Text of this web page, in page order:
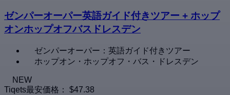
ゼンパーオーパー英語ガイド付きツアー + ホップ
オンホップオフバスドレスデン
ゼンパーオーパー：英語ガイド付きツアー
ホップオン・ホップオフ・バス・ドレスデン
NEW
Tiqets最安価格：
$47.38